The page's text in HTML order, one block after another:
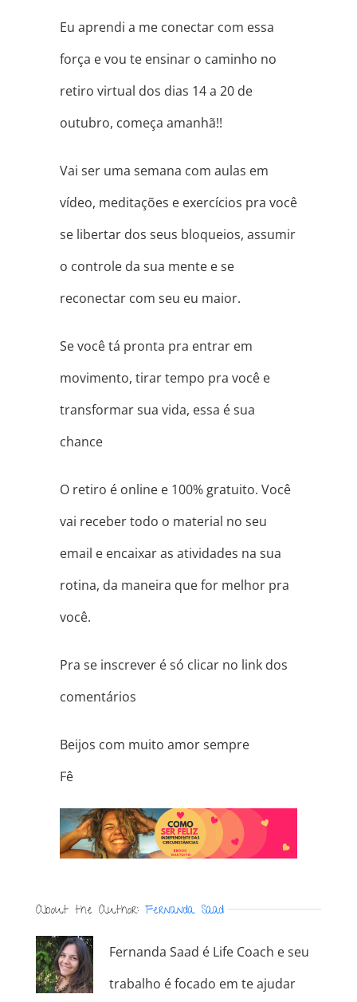
Eu aprendi a me conectar com essa
força e vou te ensinar o caminho no
retiro virtual dos dias 14 a 20 de
outubro, começa amanhã!!
Vai ser uma semana com aulas em
vídeo, meditações e exercícios pra você
se libertar dos seus bloqueios, assumir
o controle da sua mente e se
reconectar com seu eu maior.
Se você tá pronta pra entrar em
movimento, tirar tempo pra você e
transformar sua vida, essa é sua
chance
O retiro é online e 100% gratuito. Você
vai receber todo o material no seu
email e encaixar as atividades na sua
rotina, da maneira que for melhor pra
você.
Pra se inscrever é só clicar no link dos
comentários
Beijos com muito amor sempre
Fê
About the Author: Fernanda Saad
Fernanda Saad é Life Coach e seu
trabalho é focado em te ajudar